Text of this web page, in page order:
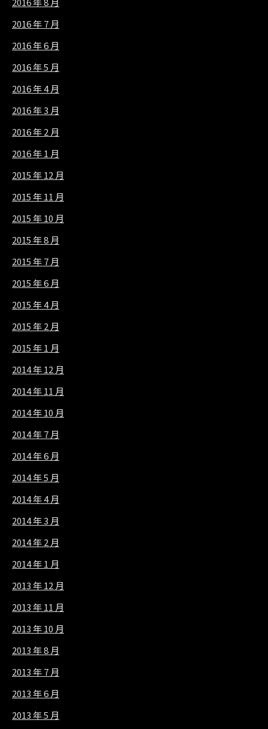
2016 年 7 月
2016 年 6 月
2016 年 5 月
2016 年 4 月
2016 年 3 月
2016 年 2 月
2016 年 1 月
2015 年 12 月
2015 年 11 月
2015 年 10 月
2015 年 8 月
2015 年 7 月
2015 年 6 月
2015 年 4 月
2015 年 2 月
2015 年 1 月
2014 年 12 月
2014 年 11 月
2014 年 10 月
2014 年 7 月
2014 年 6 月
2014 年 5 月
2014 年 4 月
2014 年 3 月
2014 年 2 月
2014 年 1 月
2013 年 12 月
2013 年 11 月
2013 年 10 月
2013 年 8 月
2013 年 7 月
2013 年 6 月
2013 年 5 月